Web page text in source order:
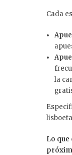
Cada
la
Lo